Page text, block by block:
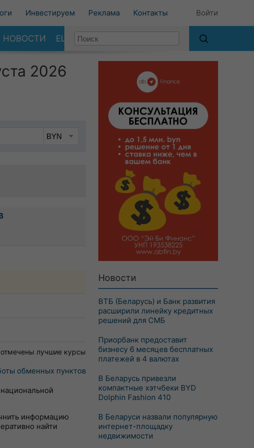
Инвестируем Реклама Контакты Войти
НОВОСТИ ЕЩЕ
2026
отмечены лучшие курсы
обменных пунктов
информацию
найти
Новости
ВТБ (Беларусь) и Банк развития
расширили линейку кредитных
решений для СМБ
Приорбанк предоставит
бизнесу 6 месяцев бесплатных
платежей в 4 валютах
В Беларусь привезли
компактные хэтчбеки BYD
Dolphin Fashion 410
В Беларуси назвали популярную
интернет-площадку
недвижимости